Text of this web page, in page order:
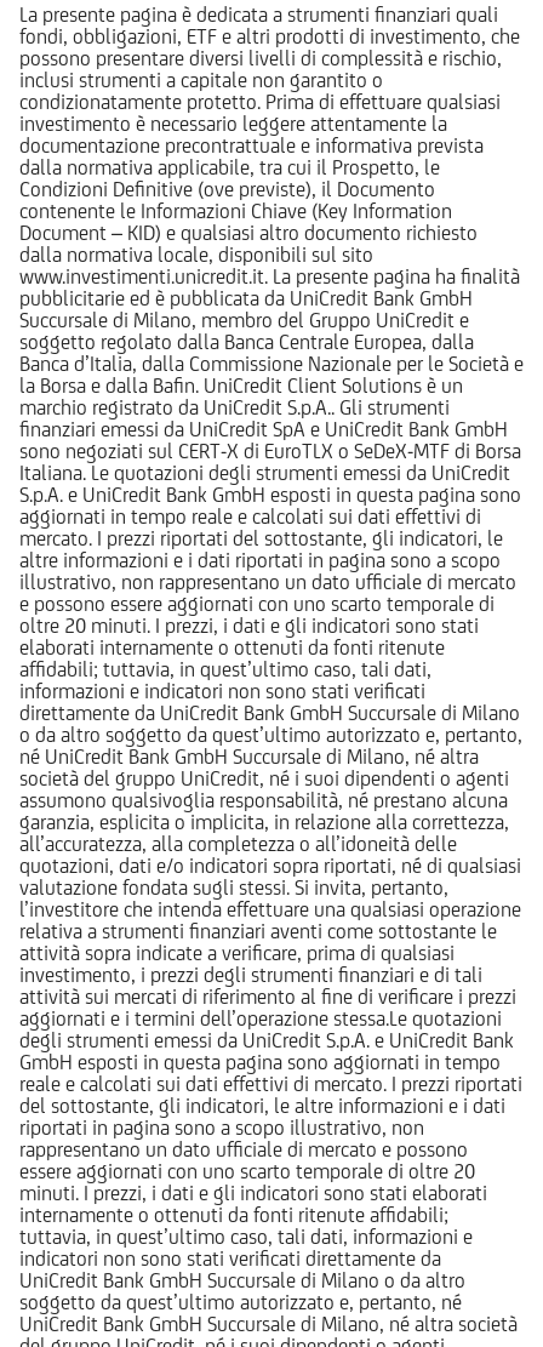
La presente pagina è dedicata a strumenti finanziari quali
fondi, obbligazioni, ETF e altri prodotti di investimento, che
possono presentare diversi livelli di complessità e rischio,
inclusi strumenti a capitale non garantito o
condizionatamente protetto. Prima di effettuare qualsiasi
investimento è necessario leggere attentamente la
documentazione precontrattuale e informativa prevista
dalla normativa applicabile, tra cui il Prospetto, le
Condizioni Definitive (ove previste), il Documento
contenente le Informazioni Chiave (Key Information
Document – KID) e qualsiasi altro documento richiesto
dalla normativa locale, disponibili sul sito
www.investimenti.unicredit.it. La presente pagina ha finalità
pubblicitarie ed è pubblicata da UniCredit Bank GmbH
Succursale di Milano, membro del Gruppo UniCredit e
soggetto regolato dalla Banca Centrale Europea, dalla
Banca d’Italia, dalla Commissione Nazionale per le Società e
la Borsa e dalla Bafin. UniCredit Client Solutions è un
marchio registrato da UniCredit S.p.A.. Gli strumenti
finanziari emessi da UniCredit SpA e UniCredit Bank GmbH
sono negoziati sul CERT-X di EuroTLX o SeDeX-MTF di Borsa
Italiana. Le quotazioni degli strumenti emessi da UniCredit
S.p.A. e UniCredit Bank GmbH esposti in questa pagina sono
aggiornati in tempo reale e calcolati sui dati effettivi di
mercato. I prezzi riportati del sottostante, gli indicatori, le
altre informazioni e i dati riportati in pagina sono a scopo
illustrativo, non rappresentano un dato ufficiale di mercato
e possono essere aggiornati con uno scarto temporale di
oltre 20 minuti. I prezzi, i dati e gli indicatori sono stati
elaborati internamente o ottenuti da fonti ritenute
affidabili; tuttavia, in quest’ultimo caso, tali dati,
informazioni e indicatori non sono stati verificati
direttamente da UniCredit Bank GmbH Succursale di Milano
o da altro soggetto da quest’ultimo autorizzato e, pertanto,
né UniCredit Bank GmbH Succursale di Milano, né altra
società del gruppo UniCredit, né i suoi dipendenti o agenti
assumono qualsivoglia responsabilità, né prestano alcuna
garanzia, esplicita o implicita, in relazione alla correttezza,
all’accuratezza, alla completezza o all’idoneità delle
quotazioni, dati e/o indicatori sopra riportati, né di qualsiasi
valutazione fondata sugli stessi. Si invita, pertanto,
l’investitore che intenda effettuare una qualsiasi operazione
relativa a strumenti finanziari aventi come sottostante le
attività sopra indicate a verificare, prima di qualsiasi
investimento, i prezzi degli strumenti finanziari e di tali
attività sui mercati di riferimento al fine di verificare i prezzi
aggiornati e i termini dell’operazione stessa.Le quotazioni
degli strumenti emessi da UniCredit S.p.A. e UniCredit Bank
GmbH esposti in questa pagina sono aggiornati in tempo
reale e calcolati sui dati effettivi di mercato. I prezzi riportati
del sottostante, gli indicatori, le altre informazioni e i dati
riportati in pagina sono a scopo illustrativo, non
rappresentano un dato ufficiale di mercato e possono
essere aggiornati con uno scarto temporale di oltre 20
minuti. I prezzi, i dati e gli indicatori sono stati elaborati
internamente o ottenuti da fonti ritenute affidabili;
tuttavia, in quest’ultimo caso, tali dati, informazioni e
indicatori non sono stati verificati direttamente da
UniCredit Bank GmbH Succursale di Milano o da altro
soggetto da quest’ultimo autorizzato e, pertanto, né
UniCredit Bank GmbH Succursale di Milano, né altra società